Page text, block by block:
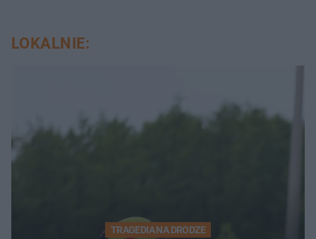
LOKALNIE:
TRAGEDIA NA DRODZE